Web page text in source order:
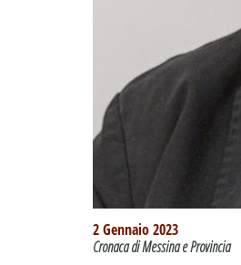
2 Gennaio 2023
Cronaca di Messina e Provincia